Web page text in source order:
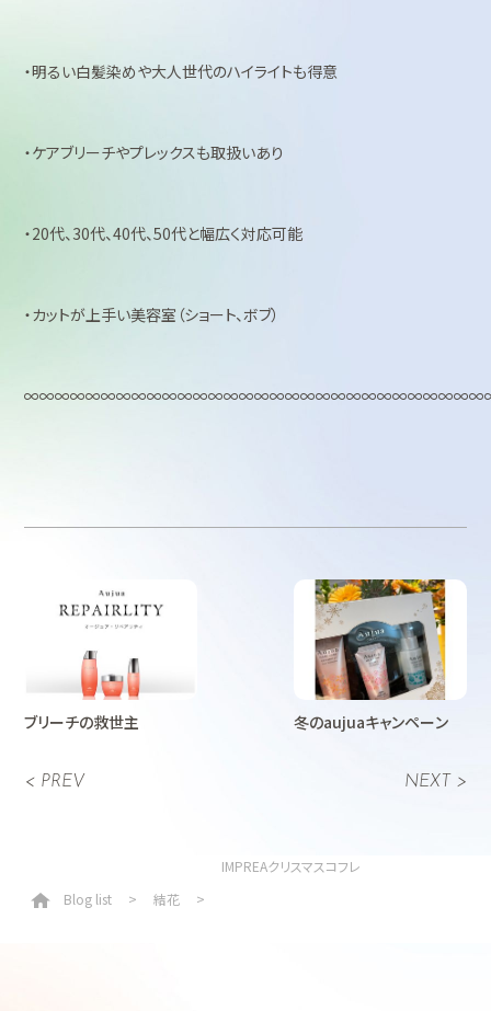
・明るい白髪染めや大人世代のハイライトも得意
・ケアブリーチやプレックスも取扱いあり
・20代、30代、40代、50代と幅広く対応可能
・カットが上手い美容室（ショート、ボブ）
ブリーチの救世主
< PREV
冬のaujuaキャンペーン
NEXT >
Blog list 結花
IMPREAクリスマスコフレ